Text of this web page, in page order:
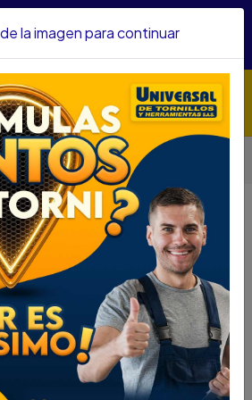
un KIT PARRILLERO por compras
Herramienta Eléctrica
MAKITA HR2810 800W SDS PLUS
MAKITA
SDS PLUS
MAKITA HR2810 800W
la imagen para continuar